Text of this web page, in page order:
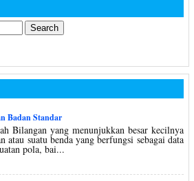
Badan Standar
Bilangan yang menunjukkan besar kecilnya
atau suatu benda yang berfungsi sebagai data
pola, bai...